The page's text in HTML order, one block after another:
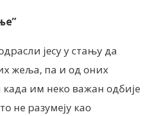
јесу у стању да
жеља, па и од оних
када им неко важан одбије
не разумеју као